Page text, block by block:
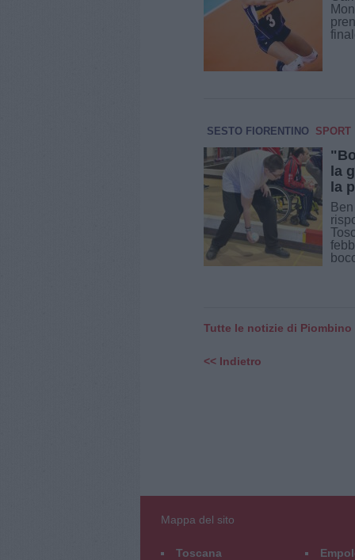
SESTO FIORENTINO SPORT
la
la
Tutte le notizie di Piombino
<< Indietro
Mappa del sito
Toscana